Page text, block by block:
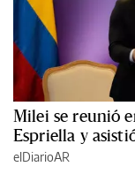
Milei se reunió
Espriella y
elDiarioAR